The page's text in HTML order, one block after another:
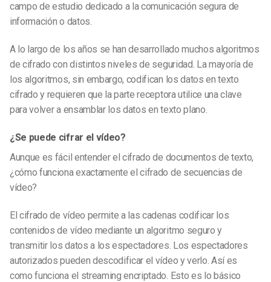
campo de estudio dedicado a la comunicación segura de
información o datos.
A lo largo de los años se han desarrollado muchos algoritmos
de cifrado con distintos niveles de seguridad. La mayoría de
los algoritmos, sin embargo, codifican los datos en texto
cifrado y requieren que la parte receptora utilice una clave
para volver a ensamblar los datos en texto plano.
¿Se puede cifrar el vídeo?
Aunque es fácil entender el cifrado de documentos de texto,
¿cómo funciona exactamente el cifrado de secuencias de
vídeo?
El cifrado de vídeo permite a las cadenas codificar los
contenidos de vídeo mediante un algoritmo seguro y
transmitir los datos a los espectadores. Los espectadores
autorizados pueden descodificar el vídeo y verlo. Así es
como funciona el streaming encriptado. Esto es lo básico